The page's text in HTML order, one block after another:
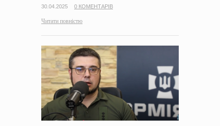
30.04.2025 0 КОМЕНТАРІВ
Читати повністю